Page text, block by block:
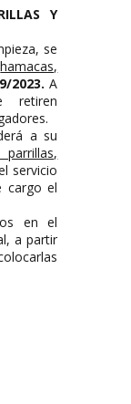
Y
se
hamacas,
2023. A
retiren
a su
servicio
cargo el
en el
a partir